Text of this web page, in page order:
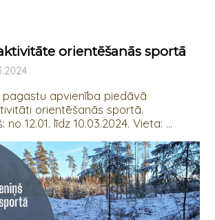
orientēšanās sportā
pagastu apvienība piedāvā
orientēšanās sportā.
12.01. līdz 10.03.2024. Vieta: ...